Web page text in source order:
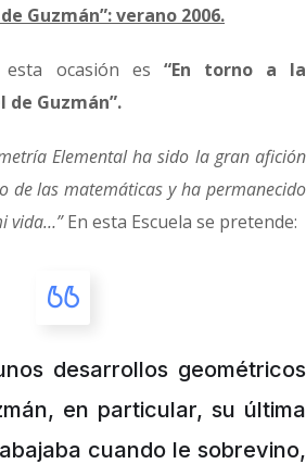
Guzmán”: verano 2006.
ocasión es “En torno a la
Guzmán”.
Elemental ha sido la gran afición
de las matemáticas y ha permanecido
vida…”En esta Escuela se pretende:
desarrollos geométricos
en particular, su última
cuando le sobrevino,